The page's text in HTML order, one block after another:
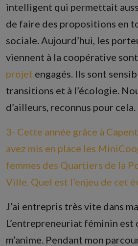
intelligent qui permettait
de faire des propositions en
sociale. Aujourd’hui, les
viennent à la coopérative
projet engagés. Ils sont
transitions et à l’écologie.
d’ailleurs, reconnus pour cela.
3- Cette année grâce à
avez mis en place les
femmes des Quartiers de la
Ville. Quel est l’enjeu de cet
J’ai entrepris très vite dans
L’entrepreneuriat féminin est
m’anime. Pendant mon